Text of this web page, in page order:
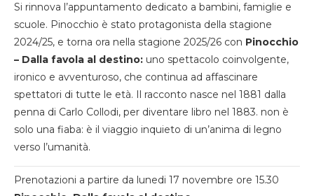
Si rinnova l’appuntamento dedicato a bambini, famiglie e
scuole. Pinocchio è stato protagonista della stagione
2024/25, e torna ora nella stagione 2025/26 con Pinocchio
– Dalla favola al destino: uno spettacolo coinvolgente,
ironico e avventuroso, che continua ad affascinare
spettatori di tutte le età. Il racconto nasce nel 1881 dalla
penna di Carlo Collodi, per diventare libro nel 1883. non è
solo una fiaba: è il viaggio inquieto di un’anima di legno
verso l’umanità.
Prenotazioni a partire da lunedi 17 novembre ore 15.30